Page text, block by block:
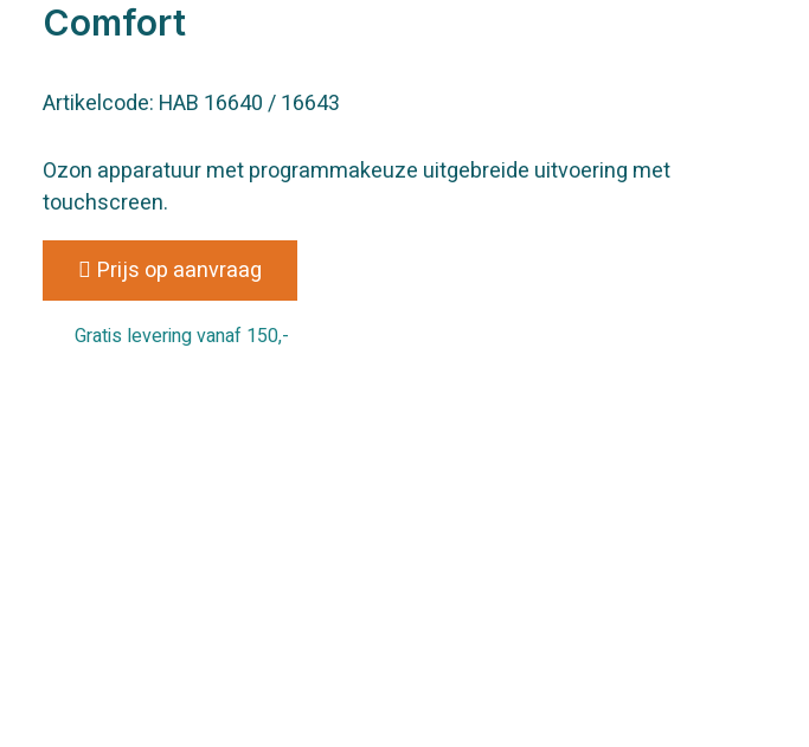
Comfort
Artikelcode: HAB 16640 / 16643
Ozon apparatuur met programmakeuze uitgebreide uitvoering met
touchscreen.
Prijs op aanvraag
Gratis levering vanaf 150,-